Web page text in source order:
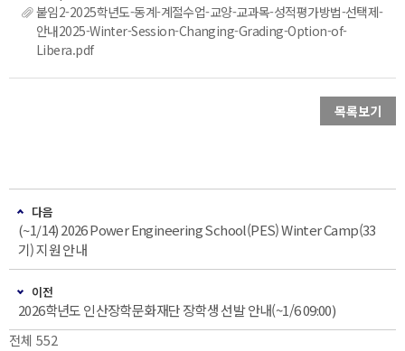
붙임2-2025학년도-동계-계절수업-교양-교과목-성적평가방법-선택제-
안내2025-Winter-Session-Changing-Grading-Option-of-
Libera.pdf
목록보기
다음
(~1/14) 2026 Power Engineering School(PES) Winter Camp(33
기) 지원 안내
이전
2026학년도 인산장학문화재단 장학생 선발 안내(~1/6 09:00)
전체 552